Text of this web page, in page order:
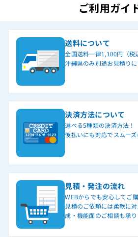
ご利用ガイ
送料について
全国送料一律1,100円（税
沖縄県のみ別途お見積りに
決済方法について
選べる5種類の決済方法！
後払いにも対応でスムーズ
見積・発注の流れ
WEBからでも安心してご
見積のご依頼には柔軟に
成・機能面のご相談も承り